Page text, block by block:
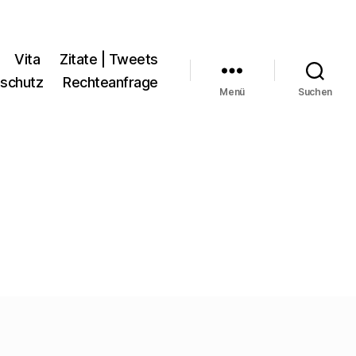
Vita
Zitate | Tweets
Rechteanfrage
Menü Suchen